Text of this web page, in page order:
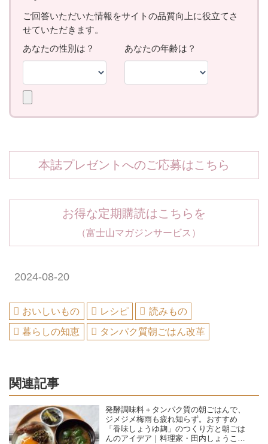
本誌プレゼントへのご応募はこちら
お得な定期購読はこちらを
（富士山マガジンサービス）
2024-08-20
おいしいもの レシピ
読みもの
暮らしの知恵
タンパク質朝ごはん改革
関連記事
発酵調味料＋タンパク質の朝ごはんで、
ジメジメ梅雨も疲れ知らず。おすすめ
「香味しょうゆ麹」のつくり方と朝ごは
んのアイデア｜料理家・田内しょうこの